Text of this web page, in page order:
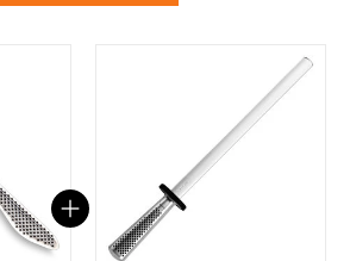
producten